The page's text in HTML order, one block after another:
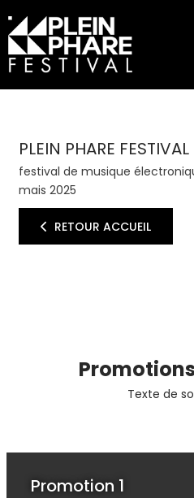
PLEIN PHARE FESTIVAL
festival de musique
mais 2025
RETOUR ACCUEIL
Texte de
Promotion 1